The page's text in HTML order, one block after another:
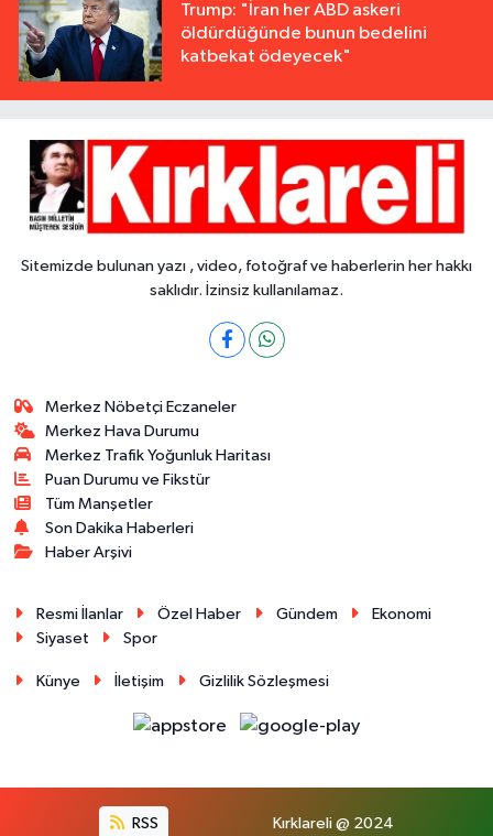
Trump: "İran her ABD askeri
öldürdüğünde bunun bedelini
katbekat ödeyecek"
Sitemizde bulunan yazı , video, fotoğraf ve haberlerin her hakkı
saklıdır. İzinsiz kullanılamaz.
Merkez Nöbetçi Eczaneler
Merkez Hava Durumu
Merkez Trafik Yoğunluk Haritası
Puan Durumu ve Fikstür
Tüm Manşetler
Son Dakika Haberleri
Haber Arşivi
Resmi İlanlar Özel Haber Gündem
Ekonomi
Siyaset
Spor
Künye İletişim Gizlilik Sözleşmesi
RSS Kırklareli @ 2024